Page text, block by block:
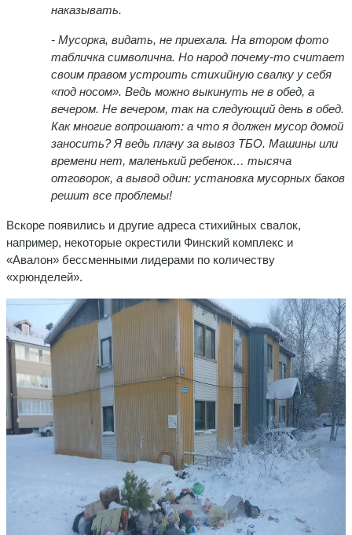
наказывать.
- Мусорка, видать, не приехала. На втором фото
табличка символична. Но народ почему-то считает
своим правом устроить стихийную свалку у себя
«под носом». Ведь можно выкинуть не в обед, а
вечером. Не вечером, так на следующий день в обед.
Как многие вопрошают: а что я должен мусор домой
заносить? Я ведь плачу за вывоз ТБО. Машины или
времени нет, маленький ребенок… тысяча
отговорок, а вывод один: установка мусорных баков
решит все проблемы!
Вскоре появились и другие адреса стихийных свалок,
например, некоторые окрестили Финский комплекс и
«Авалон» бессменными лидерами по количеству
«хрюнделей».